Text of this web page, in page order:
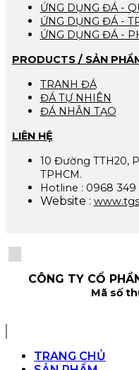
ỨNG DỤNG ĐÁ -
ỨNG DỤNG ĐÁ -
ỨNG DỤNG ĐÁ -
PRODUCTS / SẢN
TRANH ĐÁ
ĐÁ TỰ NHIÊN
ĐÁ NHÂN TẠO
LIÊN HỆ
10 Đường TTH20,
TPHCM.
Hotline : 0968 349
Website :
CÔNG TY CỔ
Mã số
TRANG CHỦ